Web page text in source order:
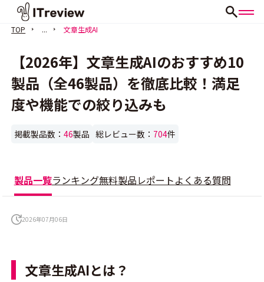
TOP ... 文章生成AI
【2026年】文章生成AIのおすすめ10
製品（全46製品）を徹底比較！満足
度や機能での絞り込みも
掲載製品数：46製品 総レビュー数： 704件
製品一覧ランキング無料製品レポートよくある質問
2026年07月06日
文章生成AIとは？